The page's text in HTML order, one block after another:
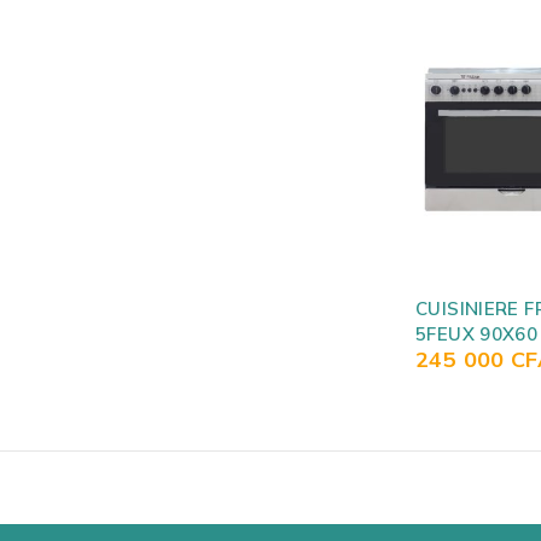
CUISINIERE
5FEUX
GRIS 14003
245 000